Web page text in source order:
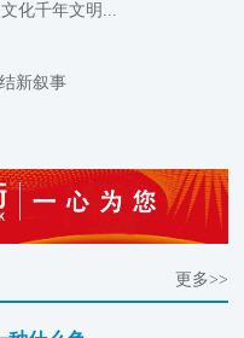
化千年文明...
新叙事
更多>>